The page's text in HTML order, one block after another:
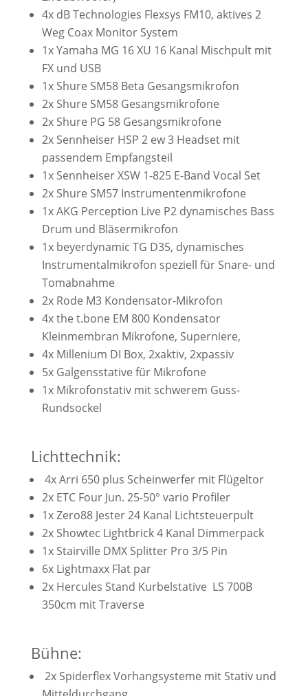
4x dB Technologies Flexsys FM10, aktives 2
Weg Coax Monitor System
1x Yamaha MG 16 XU 16 Kanal Mischpult mit
FX und USB
1x Shure SM58 Beta Gesangsmikrofon
2x Shure SM58 Gesangsmikrofone
2x Shure PG 58 Gesangsmikrofone
2x Sennheiser HSP 2 ew 3 Headset mit
passendem Empfangsteil
1x Sennheiser XSW 1-825 E-Band Vocal Set
2x Shure SM57 Instrumentenmikrofone
1xAKG Perception Live P2 dynamisches Bass
Drum und Bläsermikrofon
1x beyerdynamic TG D35, dynamisches
Instrumentalmikrofon speziell für Snare- und
Tomabnahme
2x Rode M3 Kondensator-Mikrofon
4x the t.bone EM 800 Kondensator
Kleinmembran Mikrofone, Superniere,
4x Millenium DI Box, 2xaktiv, 2xpassiv
5x Galgensstative für Mikrofone
1x Mikrofonstativ mit schwerem Guss-
Rundsockel
Lichttechnik:
4x Arri 650 plus Scheinwerfer mit Flügeltor
2x ETC Four Jun. 25-50° vario Profiler
1x Zero88 Jester 24 Kanal Lichtsteuerpult
2x Showtec Lightbrick 4 Kanal Dimmerpack
1x Stairville DMX Splitter Pro 3/5 Pin
6x Lightmaxx Flat par
2x Hercules Stand Kurbelstative LS 700B
350cm mit Traverse
Bühne:
2x Spiderflex Vorhangsysteme mit Stativ und